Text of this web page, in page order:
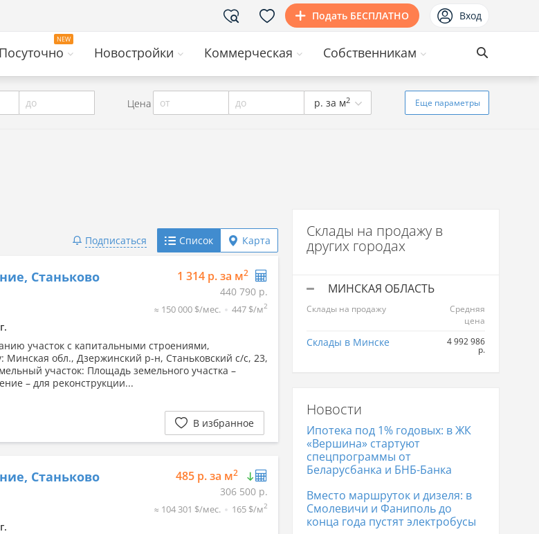
Подать БЕСПЛАТНО Вход
Посуточно Новостройки Коммерческая Собственникам
до Цена от до р. за м2 Еще параметры
Подписаться Список Карта
Станьково 1 314 р. за м2
440 790 р.
≈ 150 000 $/мес. 447 $/м2
участок с капитальными строениями,
Минская обл., Дзержинский р-н, Станьковский с/с, 23,
участок: Площадь земельного участка –
– для реконструкции...
В избранное
Станьково 485 р. за м2
306 500 р.
≈ 104 301 $/мес. 165 $/м2
Склады на продажу в
других городах
МИНСКАЯ ОБЛАСТЬ
Склады на продажу
Средняя
цена
Склады в Минске 4 992 986
р.
Новости
Ипотека под 1% годовых: в ЖК
«Вершина» стартуют
спецпрограммы от
Беларусбанка и БНБ-Банка
Вместо маршруток и дизеля: в
Смолевичи и Фаниполь до
конца года пустят электробусы